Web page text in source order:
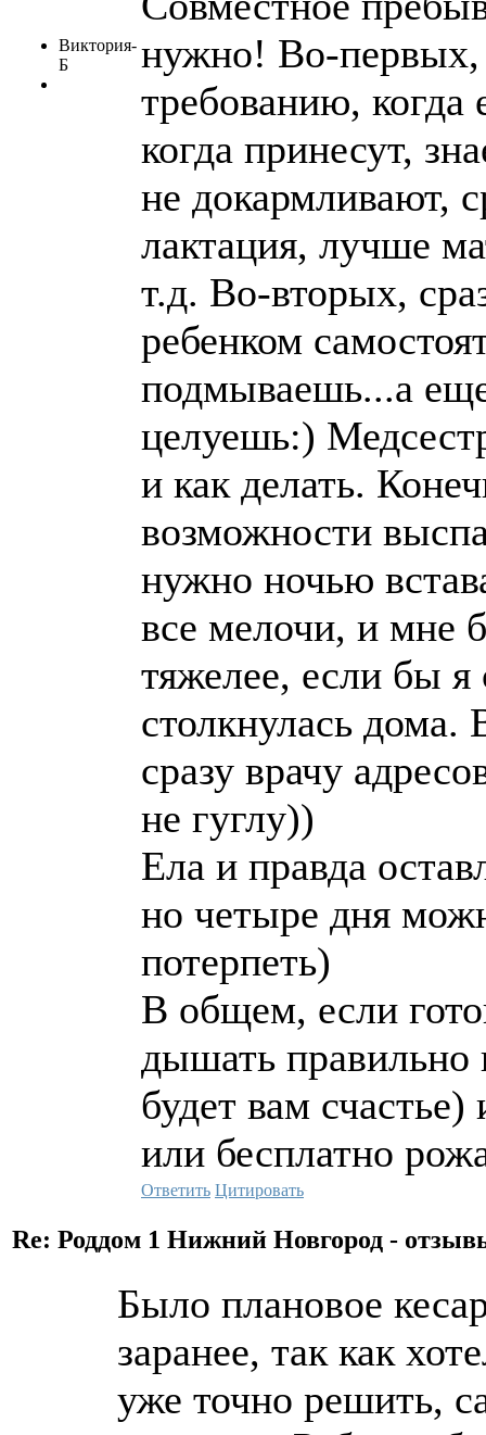
Виктория-
Б
нужно! Во-первых,
требованию,
когда принесут,
не докармливают,
лактация, лучше
т.д. Во-вторых,
ребенком
подмываешь...а
целуешь:)
и как делать.
возможности
нужно ночью
все мелочи, и мне
тяжелее, если бы я
столкнулась
сразу врачу
не гуглу))
Ела и правда
но четыре дня
потерпеть)
В общем, если
дышать правильно
будет вам
или бесплатно
Ответить Цитировать
Re: Роддом 1 Нижний Новгород -
Было плановое
заранее, так как
уже точно решить,